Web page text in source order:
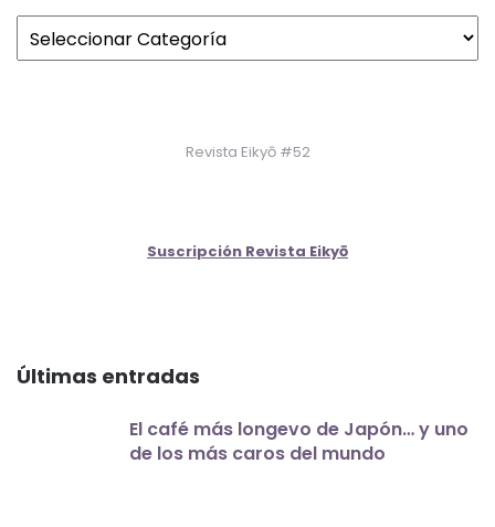
Revista Eikyō #52
Suscripción Revista Eikyō
Últimas entradas
El café más longevo de Japón… y uno
de los más caros del mundo